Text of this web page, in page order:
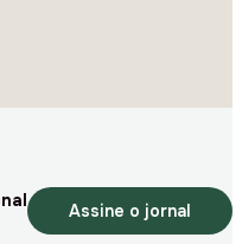
Assine o jornal